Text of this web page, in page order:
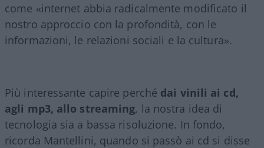
come «internet abbia radicalmente modificato il
nostro approccio con la profondità, con le
informazioni, le relazioni sociali e la cultura».
Più interessante capire perché dai vinili ai cd,
agli mp3, allo streaming, la nostra idea di
tecnologia sia a bassa risoluzione. In fondo,
ricorda Mantellini, quando si passò ai cd si disse